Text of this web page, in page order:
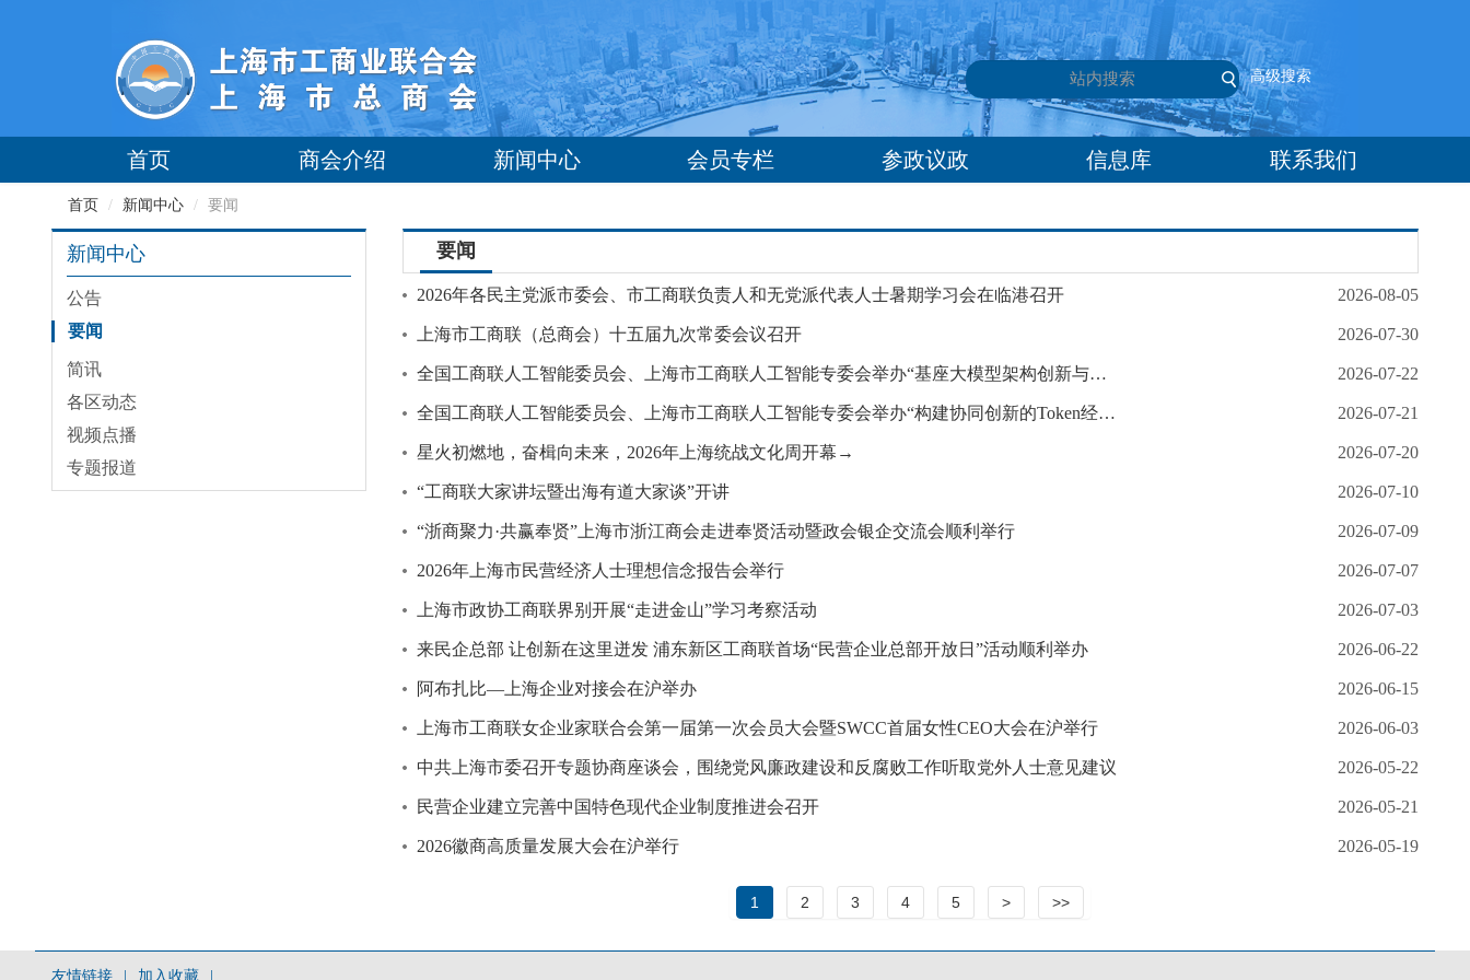
高级搜索
首页 商会介绍 新闻中心 会员专栏 参政议政 信息库 联系我们
首页 / 新闻中心 / 要闻
新闻中心
公告
要闻
简讯
各区动态
视频点播
专题报道
要闻
2026年各民主党派市委会、市工商联负责人和无党派代表人士暑期学习会在临港召开 2026-08-05
上海市工商联（总商会）十五届九次常委会议召开 2026-07-30
全国工商联人工智能委员会、上海市工商联人工智能专委会举办“基座大模型架构创新与生态合作论坛” 2026-07-22
全国工商联人工智能委员会、上海市工商联人工智能专委会举办“构建协同创新的Token经济芯生态”主题论坛 2026-07-21
星火初燃地，奋楫向未来，2026年上海统战文化周开幕→ 2026-07-20
“工商联大家讲坛暨出海有道大家谈”开讲 2026-07-10
“浙商聚力·共赢奉贤”上海市浙江商会走进奉贤活动暨政会银企交流会顺利举行 2026-07-09
2026年上海市民营经济人士理想信念报告会举行 2026-07-07
上海市政协工商联界别开展“走进金山”学习考察活动 2026-07-03
来民企总部 让创新在这里迸发 浦东新区工商联首场“民营企业总部开放日”活动顺利举办 2026-06-22
阿布扎比—上海企业对接会在沪举办 2026-06-15
上海市工商联女企业家联合会第一届第一次会员大会暨SWCC首届女性CEO大会在沪举行 2026-06-03
中共上海市委召开专题协商座谈会，围绕党风廉政建设和反腐败工作听取党外人士意见建议 2026-05-22
民营企业建立完善中国特色现代企业制度推进会召开 2026-05-21
2026徽商高质量发展大会在沪举行 2026-05-19
1 2 3 4 5 > >>
友情链接 加入收藏